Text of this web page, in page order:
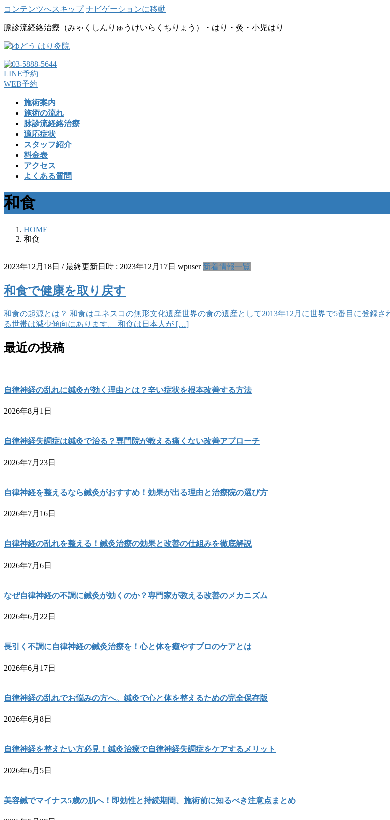
コンテンツへスキップ ナビゲーションに移動
脈診流経絡治療（みゃくしんりゅうけいらくちりょう）・はり・灸・小児はり
LINE予約
WEB予約
施術案内
施術の流れ
脉診流経絡治療
適応症状
スタッフ紹介
料金表
アクセス
よくある質問
和食
HOME
和食
2023年12月18日 / 最終更新日時 : 2023年12月17日 wpuser 新着情報一覧
和食で健康を取り戻す
和食の起源とは？ 和食はユネスコの無形文化遺産世界の食の遺産として2013年12月に世界で5番目に登録
る世帯は減少傾向にあります。 和食は日本人が […]
最近の投稿
自律神経の乱れに鍼灸が効く理由とは？辛い症状を根本改善する方法
2026年8月1日
自律神経失調症は鍼灸で治る？専門院が教える痛くない改善アプローチ
2026年7月23日
自律神経を整えるなら鍼灸がおすすめ！効果が出る理由と治療院の選び方
2026年7月16日
自律神経の乱れを整える！鍼灸治療の効果と改善の仕組みを徹底解説
2026年7月6日
なぜ自律神経の不調に鍼灸が効くのか？専門家が教える改善のメカニズム
2026年6月22日
長引く不調に自律神経の鍼灸治療を！心と体を癒やすプロのケアとは
2026年6月17日
自律神経の乱れでお悩みの方へ。鍼灸で心と体を整えるための完全保存版
2026年6月8日
自律神経を整えたい方必見！鍼灸治療で自律神経失調症をケアするメリット
2026年6月5日
美容鍼でマイナス5歳の肌へ！即効性と持続期間、施術前に知るべき注意点まとめ